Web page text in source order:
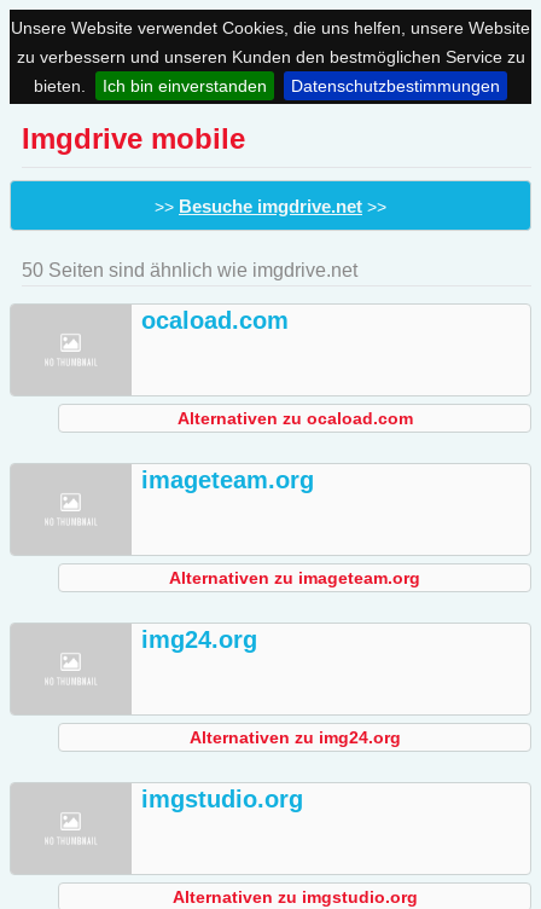
Unsere Website verwendet Cookies, die uns helfen, unsere Website
zu verbessern und unseren Kunden den bestmöglichen Service zu
bieten.
Ich bin einverstanden Datenschutzbestimmungen
Imgdrive mobile
>> Besuche imgdrive.net >>
50 Seiten sind ähnlich wie imgdrive.net
ocaload.com
Alternativen zu ocaload.com
imageteam.org
Alternativen zu imageteam.org
img24.org
Alternativen zu img24.org
imgstudio.org
Alternativen zu imgstudio.org